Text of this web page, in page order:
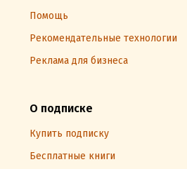
Помощь
Рекомендательные технологии
Реклама для бизнеса
О подписке
Купить подписку
Бесплатные книги